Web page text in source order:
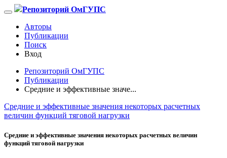
Репозиторий ОмГУПС
Авторы
Публикации
Поиск
Вход
Репозиторий ОмГУПС
Публикации
Средние и эффективные значе...
Средние и эффективные значения некоторых расчетных
величин функций тяговой нагрузки
Средние и эффективные значения некоторых расчетных величин
функций тяговой нагрузки